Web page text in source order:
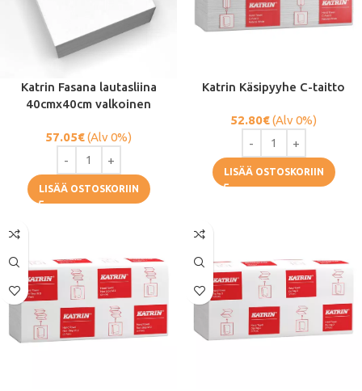
Katrin Fasana lautasliina
40cmx40cm valkoinen
57.05€(Alv 0%)
LISÄÄ OSTOSKORIIN
Katrin Käsipyyhe C-taitto
52.80€(Alv 0%)
LISÄÄ OSTOSKORIIN